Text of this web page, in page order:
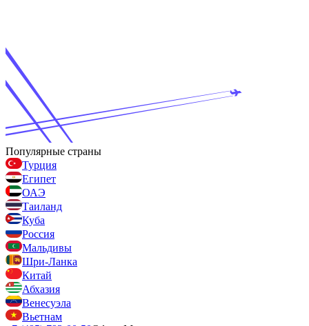
Популярные страны
Турция
Египет
ОАЭ
Таиланд
Куба
Россия
Мальдивы
Шри-Ланка
Китай
Абхазия
Венесуэла
Вьетнам